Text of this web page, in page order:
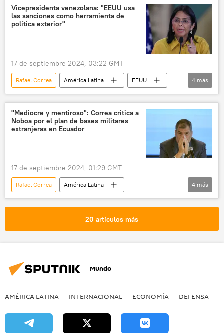
México
EEUU
Canadá
Müller
Vicepresidenta venezolana: "EEUU usa
las sanciones como herramienta de
política exterior"
17 de septiembre 2024, 03:22 GMT
Rafael Correa América Latina
EEUU
Delcy Rodríguez
Caracas
BRICS
G7
4 más
"Mediocre y mentiroso": Correa critica a
Noboa por el plan de bases militares
extranjeras en Ecuador
17 de septiembre 2024, 01:29 GMT
Rafael Correa
América Latina
Daniel Noboa
Ecuador
EEUU
4 más
20 artículos más
Mundo
AMÉRICA LATINA INTERNACIONAL ECONOMÍA DEFENSA